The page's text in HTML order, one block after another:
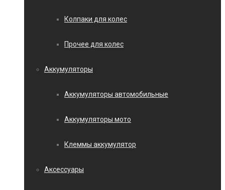
Колпаки для колес
Прочее для колес
Аккумуляторы
Аккумуляторы автомобильные
Аккумуляторы мото
Клеммы аккумулятор
Аксессуары